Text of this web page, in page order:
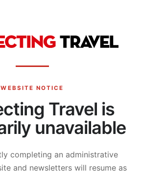
WEBSITE NOTICE
Travel is
unavailable
completing an administrative
and newsletters will resume as